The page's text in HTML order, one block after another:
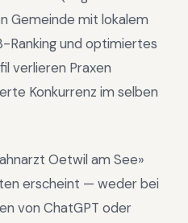
Gemeinde mit lokalem
Ranking und optimiertes
verlieren Praxen
Konkurrenz im selben
Oetwil am See»
erscheint — weder bei
von ChatGPT oder